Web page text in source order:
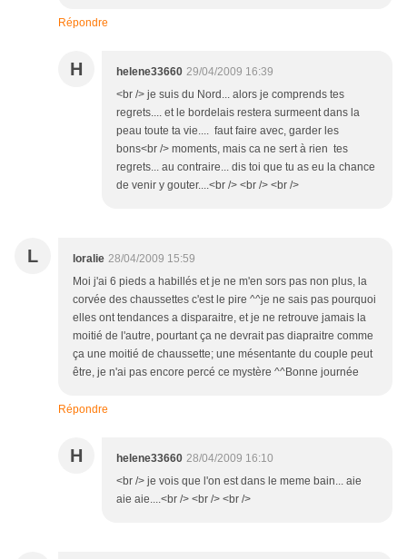
Répondre
H helene33660 29/04/2009 16:39
<br /> je suis du Nord... alors je comprends tes
regrets.... et le bordelais restera surmeent dans la
peau toute ta vie.... faut faire avec, garder les
bons<br /> moments, mais ca ne sert à rien tes
regrets... au contraire... dis toi que tu as eu la chance
de venir y gouter....<br /> <br /> <br />
L loralie 28/04/2009 15:59
Moi j'ai 6 pieds a habillés et je ne m'en sors pas non plus, la
corvée des chaussettes c'est le pire ^^je ne sais pas pourquoi
elles ont tendances a disparaitre, et je ne retrouve jamais la
moitié de l'autre, pourtant ça ne devrait pas diapraitre comme
ça une moitié de chaussette; une mésentante du couple peut
être, je n'ai pas encore percé ce mystère ^^Bonne journée
Répondre
H helene33660 28/04/2009 16:10
<br /> je vois que l'on est dans le meme bain... aie
aie aie....<br /> <br /> <br />